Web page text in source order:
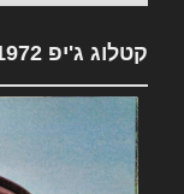
קטלוג ג'יפ 1972